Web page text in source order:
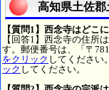
高知県土佐
【質問1】西念寺はどこ
【回答1】西念寺の住所
す。郵便番号は、「〒
をクリック してください
ック してください。